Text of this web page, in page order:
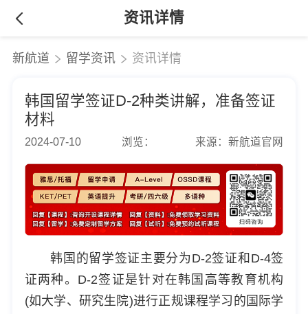
资讯详情
新航道 留学资讯 资讯详情
韩国留学签证D-2种类讲解，准备签证
材料
2024-07-10 浏览： 来源：新航道官网
韩国的留学签证主要分为D-2签证和D-4签
证两种。D-2签证是针对在韩国高等教育机构
(如大学、研究生院)进行正规课程学习的国际学